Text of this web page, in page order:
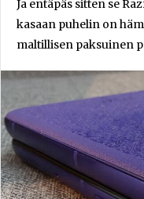
Ja entäpäs sitten se
kasaan puhelin on
maltillisen paksuinen